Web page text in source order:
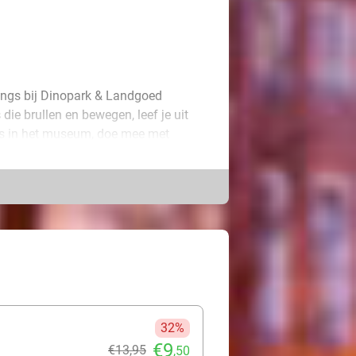
bij Dinopark & Landgoed
brullen en bewegen, leef je uit
in het museum, doe mee met
Dinopark & Landgoed Tenaxx
waar je geniet van een heerlijk
32%
€13,95 €9,50